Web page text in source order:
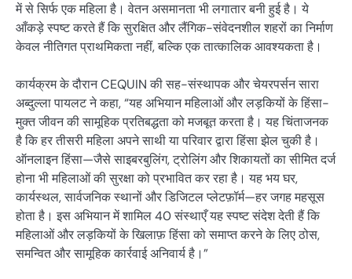
में से सिर्फ एक महिला है। वेतन असमानता भी लगातार बनी हुई है। ये
आँकड़े स्पष्ट करते हैं कि सुरक्षित और लैंगिक-संवेदनशील शहरों का निर्माण
केवल नीतिगत प्राथमिकता नहीं, बल्कि एक तात्कालिक आवश्यकता है।
कार्यक्रम के दौरान CEQUIN की सह-संस्थापक और चेयरपर्सन सारा
अब्दुल्ला पायलट ने कहा, “यह अभियान महिलाओं और लड़कियों के हिंसा-
मुक्त जीवन की सामूहिक प्रतिबद्धता को मजबूत करता है। यह चिंताजनक
है कि हर तीसरी महिला अपने साथी या परिवार द्वारा हिंसा झेल चुकी है।
ऑनलाइन हिंसा—जैसे साइबरबुलिंग, ट्रोलिंग और शिकायतों का सीमित दर्ज
होना भी महिलाओं की सुरक्षा को प्रभावित कर रहा है। यह भय घर,
कार्यस्थल, सार्वजनिक स्थानों और डिजिटल प्लेटफ़ॉर्म—हर जगह महसूस
होता है। इस अभियान में शामिल 40 संस्थाएँ यह स्पष्ट संदेश देती हैं कि
महिलाओं और लड़कियों के खिलाफ़ हिंसा को समाप्त करने के लिए ठोस,
समन्वित और सामूहिक कार्रवाई अनिवार्य है।”